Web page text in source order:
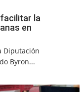
la
en
Diputación
Byron...